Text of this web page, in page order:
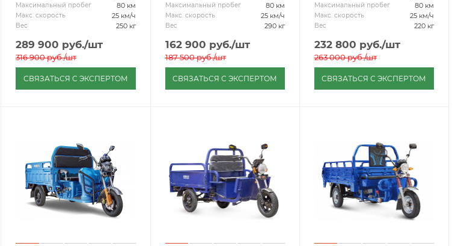
Максимальный пробег 80 км
Макс. скорость 25 км/ч
Вес 250 кг
289 900 руб./шт
316 900руб./шт
СВЯЗАТЬСЯ С ЭКСПЕРТОМ
Максимальный пробег 80 км
Макс. скорость 25 км/ч
Вес 290 кг
162 900 руб./шт
187 500руб./шт
СВЯЗАТЬСЯ С ЭКСПЕРТОМ
Максимальный пробег 80 км
Макс. скорость 25 км/ч
Вес 220 кг
232 800 руб./шт
263 000руб./шт
СВЯЗАТЬСЯ С ЭКСПЕРТОМ